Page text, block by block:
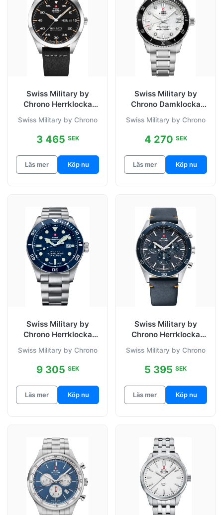
Swiss Military by
Chrono Herrklocka
Svart/Läder
Swiss Military by Chrono
3 465 SEK
Läs mer Köp nu
Swiss Military by
Chrono Damklocka
Diver Vit/Stål
Swiss Military by Chrono
4 270 SEK
Läs mer Köp nu
Swiss Military by
Chrono Herrklocka
Blå/Stål
Swiss Military by Chrono
9 305 SEK
Läs mer Köp nu
Swiss Military by
Chrono Herrklocka
Blå/Läder
Swiss Military by Chrono
5 395 SEK
Läs mer Köp nu